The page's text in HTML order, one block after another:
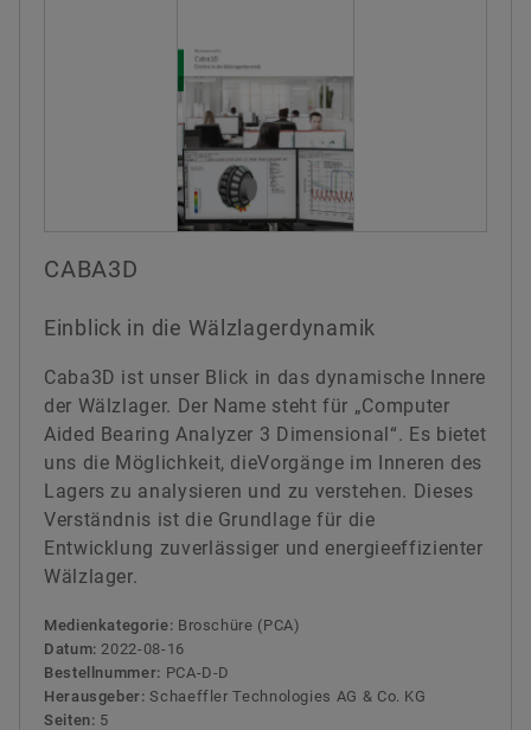
CABA3D
Einblick in die Wälzlagerdynamik
Caba3D ist unser Blick in das dynamische Innere
der Wälzlager. Der Name steht für „Computer
Aided Bearing Analyzer 3 Dimensional“. Es bietet
uns die Möglichkeit, dieVorgänge im Inneren des
Lagers zu analysieren und zu verstehen. Dieses
Verständnis ist die Grundlage für die
Entwicklung zuverlässiger und energieeffizienter
Wälzlager.
Medienkategorie: Broschüre (PCA)
Datum: 2022-08-16
Bestellnummer: PCA-D-D
Herausgeber: Schaeffler Technologies AG & Co. KG
Seiten: 5